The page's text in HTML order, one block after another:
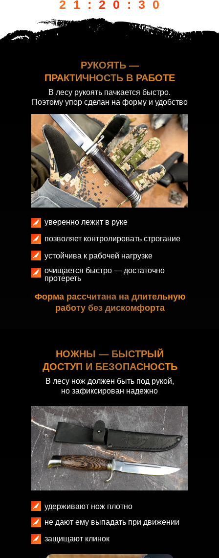
21:20:28
уверенно лежит в руке
РУКОЯТЬ —
ПРАКТИЧНОСТЬ В РАБОТЕ
В лесу рукоять пачкается быстро.
Поэтому упор сделан на форму и удобство
позволяет контролировать строгание
Форма рассчитана на длительную
работу без дискомфорта
очищается быстро — достаточно
протереть
устойчива к рабочей нагрузке
удерживают нож плотно
НОЖНЫ — БЫСТРЫЙ
ДОСТУП И БЕЗОПАСНОСТЬ
В лесу нож должен быть под рукой,
но зафиксирован надежно
не дают ему выпадать при движении
защищают клинок